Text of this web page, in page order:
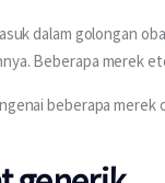
dalam golongan
Beberapa merek
beberapa merek